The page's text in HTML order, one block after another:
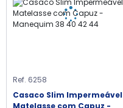
Ref. 6258
Casaco Slim Impermeável
Matelasse com Capuz -